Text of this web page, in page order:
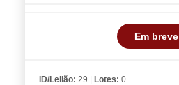
Em breve
ID/Leilão: 29 | Lotes: 0